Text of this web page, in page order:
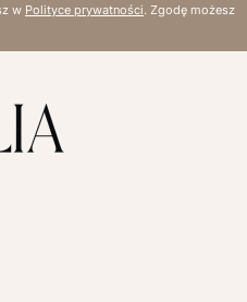
w Polityce prywatności. Zgodę możesz